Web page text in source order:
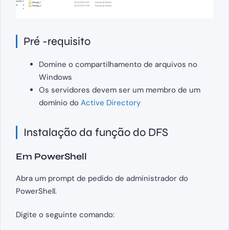
Pré -requisito
Domine o compartilhamento de arquivos no
Windows
Os servidores devem ser um membro de um
domínio do Active Directory
Instalação da função do DFS
Em PowerShell
Abra um prompt de pedido de administrador do
PowerShell.
Digite o seguinte comando: